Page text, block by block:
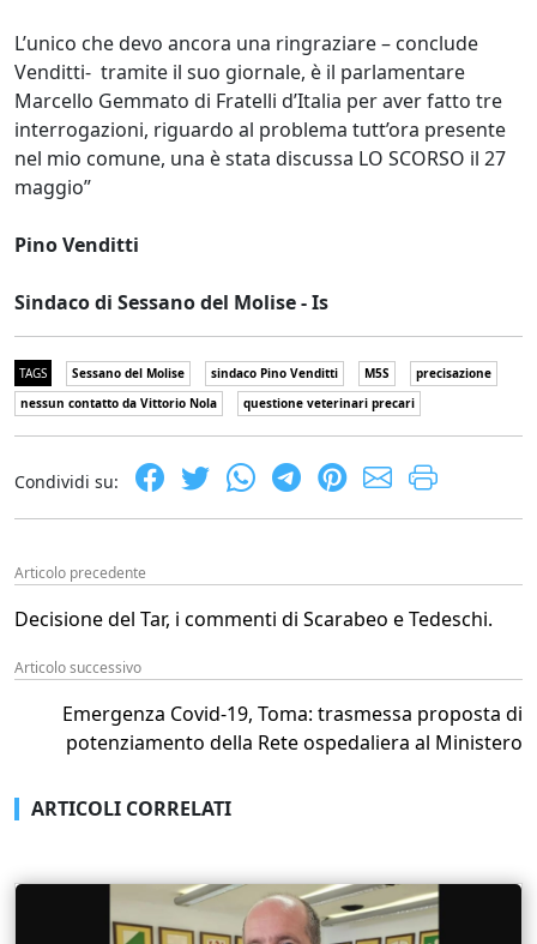
L’unico che devo ancora una ringraziare – conclude
Venditti- tramite il suo giornale, è il parlamentare
Marcello Gemmato di Fratelli d’Italia per aver fatto tre
interrogazioni, riguardo al problema tutt’ora presente
nel mio comune, una è stata discussa LO SCORSO il 27
maggio”
Pino Venditti
Sindaco di Sessano del Molise - Is
TAGS Sessano del Molise sindaco Pino Venditti M5S
precisazione
nessun contatto da Vittorio Nola
questione veterinari precari
Condividi su:
Articolo precedente
Decisione del Tar, i commenti di Scarabeo e Tedeschi.
Articolo successivo
Emergenza Covid-19, Toma: trasmessa proposta di
potenziamento della Rete ospedaliera al Ministero
ARTICOLI CORRELATI